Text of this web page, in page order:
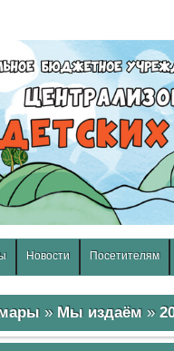
Новости Посетителям
» Мы издаём»